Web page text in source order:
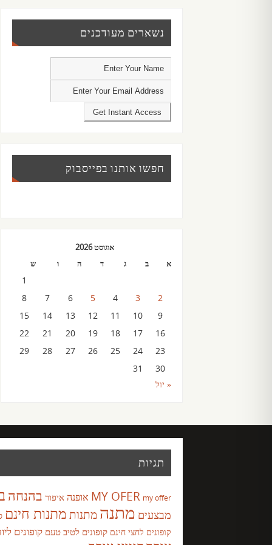
נשארים מעודכנים
חפשו אותנו בפייסבוק
אוגוסט 2026
א
ב ג ד ה ו ש
1
2
3
4
5
6
7
8
9
10
11
12
13
14
15
16
17
18
19
20
21
22
23
24
25
26
27
28
29
30
31
« יול
תגיות
MY OFER my offer אופנה איפור בהנחה
מבצעים מתנה מתנות מתנות חינם
קופונים לחצי חינם קופונים לטיב טעם קופונים